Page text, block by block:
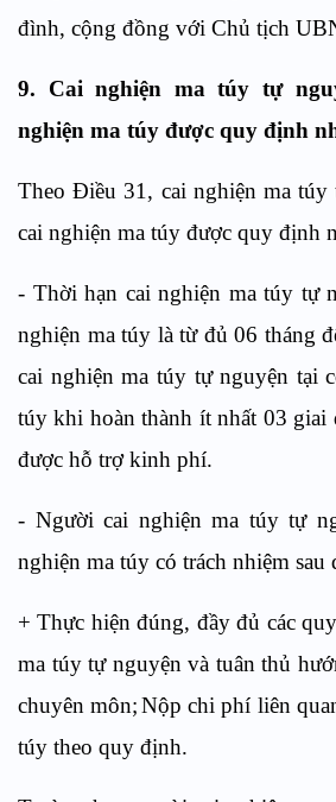
đình, cộng đồng với Chủ tịch
9. Cai nghiện ma túy tự
nghiện ma túy được quy định
TheoĐiều 31, cai nghiện ma túy
cai nghiện ma túy được quy định
- Thời hạn cai nghiện ma túy tự
nghiện ma túy là từ đủ 06 tháng
cai nghiện ma túy tự nguyện tại
túy khi hoàn thành ít nhất 03 giai
được hỗ trợ kinh phí.
- Người cai nghiện ma túy tự
nghiện ma túy có trách nhiệm sau
+ Thực hiện đúng, đầy đủ các
ma túy tự nguyện và tuân thủ
chuyên môn; Nộp chi phí liên
túy theo quy định.